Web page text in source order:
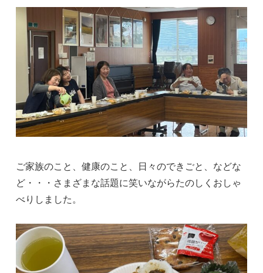
ご家族のこと、健康のこと、日々のできごと、などな
ど・・・さまざまな話題に笑いながらたのしくおしゃ
べりしました。